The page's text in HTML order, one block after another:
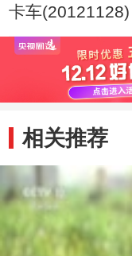
卡车(20121128)
相关推荐